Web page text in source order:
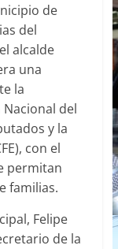
de
del
alcalde
una
la
del
y la
con el
permitan
familias.
Felipe
de la